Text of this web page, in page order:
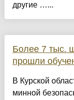
другие …...
Более 7 тыс.
прошли
В Курской
минной